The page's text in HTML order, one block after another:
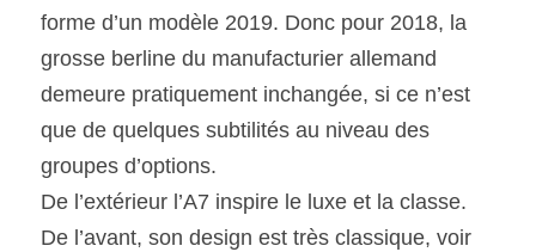
forme d’un modèle 2019. Donc pour 2018, la
grosse berline du manufacturier allemand
demeure pratiquement inchangée, si ce n’est
que de quelques subtilités au niveau des
groupes d’options.
De l’extérieur l’A7 inspire le luxe et la classe.
De l’avant, son design est très classique, voir